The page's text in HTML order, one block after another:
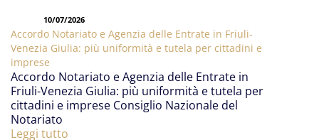
10/07/2026
Accordo Notariato e Agenzia delle Entrate in Friuli-
Venezia Giulia: più uniformità e tutela per cittadini e
imprese
Accordo Notariato e Agenzia delle Entrate in
Friuli-Venezia Giulia: più uniformità e tutela per
cittadini e imprese Consiglio Nazionale del
Notariato
Leggi tutto